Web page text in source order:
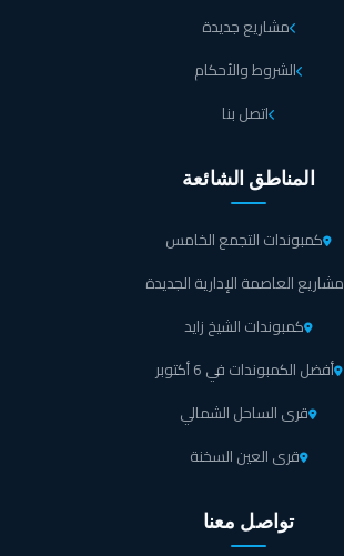
مشاريع جديدة
الشروط والأحكام
اتصل بنا
المناطق الشائعة
كمبوندات التجمع الخامس
مشاريع العاصمة الإدارية الجديدة
كمبوندات الشيخ زايد
أفضل الكمبوندات في 6 أكتوبر
قرى الساحل الشمالي
قرى العين السخنة
تواصل معنا